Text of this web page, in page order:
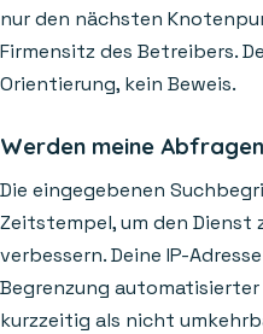
nur den nächsten
Firmensitz des Betreibers.
Orientierung, kein Beweis.
Werden meine
Die eingegebenen
Zeitstempel, um den Dienst
verbessern. Deine IP-
Begrenzung
kurzzeitig als nicht